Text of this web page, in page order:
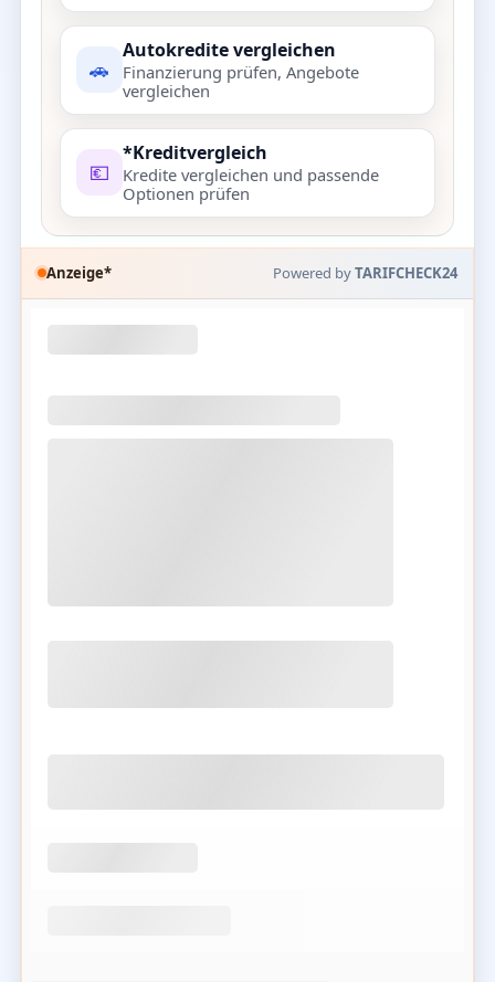
🚗
Autokredite vergleichen
Finanzierung prüfen, Angebote
vergleichen
💶
*Kreditvergleich
Kredite vergleichen und passende
Optionen prüfen
Anzeige* Powered byTARIFCHECK24